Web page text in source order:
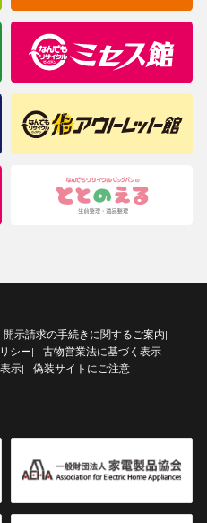
開示請求の手続きに関するご案内|
シー|
古物営業法に基づく表示
示| 偽装サイトにご注意